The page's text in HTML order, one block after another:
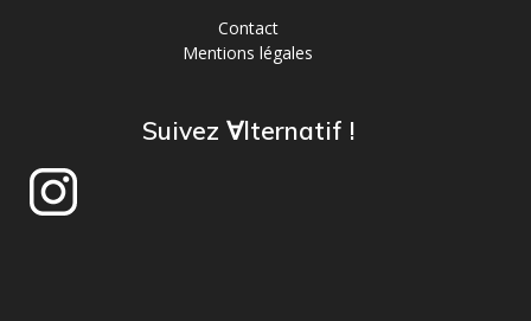
Contact
Mentions légales
Suivez ∀lternatif !